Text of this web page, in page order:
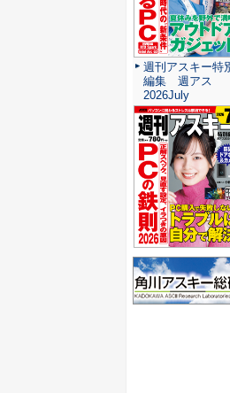
週刊アスキー特
編集 週アス
2026July